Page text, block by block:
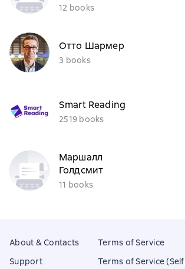
12 books
Отто Шармер
3 books
Smart Reading
2519 books
Маршалл
Голдсмит
11 books
About & Contacts
Support
Terms of Service
Terms of Service